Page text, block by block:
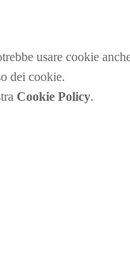
usare cookie
dei cookie.
Cookie Policy.